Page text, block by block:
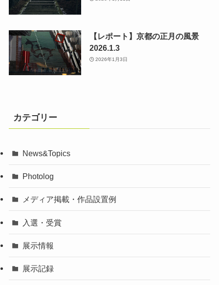
【レポート】京都の正月の風景
2026.1.3
2026年1月3日
カテゴリー
News&Topics
Photolog
メディア掲載・作品設置例
入選・受賞
展示情報
展示記録